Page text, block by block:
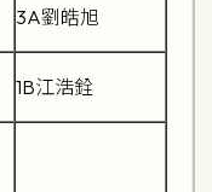
3A劉皓旭
1B江浩銓